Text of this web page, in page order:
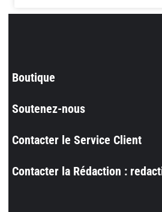
Boutique
Soutenez-nous
Contacter le Service Client
Contacter la Rédaction :